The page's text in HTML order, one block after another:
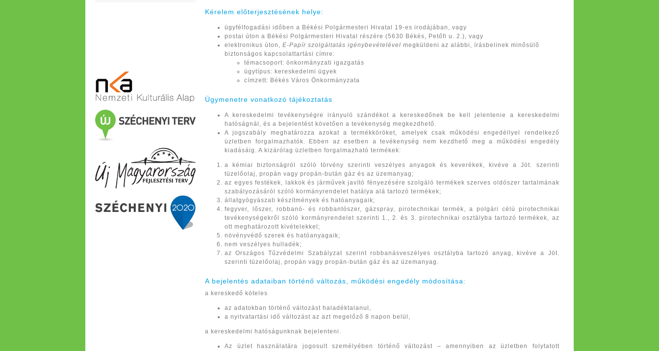
Kérelem előterjesztésének helye:
ügyfélfogadási időben a Békési Polgármesteri Hivatal 19-es irodájában, vagy
postai úton a Békési Polgármesteri Hivatal részére (5630 Békés, Petőfi u. 2.), vagy
elektronikus úton,E-Papír szolgáltatás igénybevételévelmegküldeni az alábbi, írásbelinek minősülő
biztonságos kapcsolattartási címre:
témacsoport: önkormányzati igazgatás
ügytípus: kereskedelmi ügyek
címzett: Békés Város Önkormányzata
Ügymenetre vonatkozó tájékoztatás
A kereskedelmi tevékenységre irányuló szándékot a kereskedőnek be kell jelentenie a kereskedelmi
hatóságnál, és a bejelentést követően a tevékenység megkezdhető.
A jogszabály meghatározza azokat a termékköröket, amelyek csak működési engedéllyel rendelkező
üzletben forgalmazhatók. Ebben az esetben a tevékenység nem kezdhető meg a működési engedély
kiadásáig. A kizárólag üzletben forgalmazható termékek:
a kémiai biztonságról szóló törvény szerinti veszélyes anyagok és keverékek, kivéve a Jöt. szerinti
tüzelőolaj, propán vagy propán-bután gáz és az üzemanyag;
az egyes festékek, lakkok és járművek javító fényezésére szolgáló termékek szerves oldószer tartalmának
szabályozásáról szóló kormányrendelet hatálya alá tartozó termékek;
állatgyógyászati készítmények és hatóanyagaik;
fegyver, lőszer, robbanó- és robbantószer, gázspray, pirotechnikai termék, a polgári célú pirotechnikai
tevékenységekről szóló kormányrendelet szerinti 1., 2. és 3. pirotechnikai osztályba tartozó termékek, az
ott meghatározott kivételekkel;
növényvédő szerek és hatóanyagaik;
nem veszélyes hulladék;
az Országos Tűzvédelmi Szabályzat szerint robbanásveszélyes osztályba tartozó anyag, kivéve a Jöt.
szerinti tüzelőolaj, propán vagy propán-bután gáz és az üzemanyag.
A bejelentés adataiban történő változás, működési engedély módosítása:
a kereskedő köteles
az adatokban történő változást haladéktalanul,
a nyitvatartási idő változást az azt megelőző 8 napon belül,
a kereskedelmi hatóságunknak bejelenteni.
Az üzlet használatára jogosult személyében történő változást – amennyiben az üzletben folytatott